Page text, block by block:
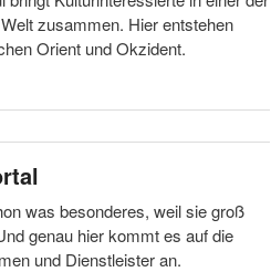
zusammen. Hier entstehen
Orient und Okzident.
was besonderes, weil sie groß
genau hier kommt es auf die
und Dienstleister an.